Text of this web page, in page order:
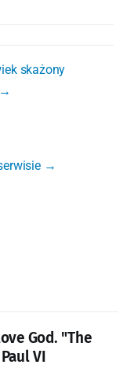
skażony
→
God. "The
VI